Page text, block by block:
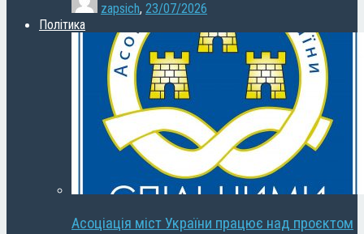
zapsich, 23/07/2026
Політика
Асоціація міст України працює над проєктом